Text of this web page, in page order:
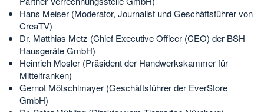
Hans Meiser (Moderator, Journalist und Geschäftsführer von
CreaTV)
Dr. Matthias Metz (Chief Executive Officer (CEO) der BSH
Hausgeräte GmbH)
Heinrich Mosler (Präsident der Handwerkskammer für
Mittelfranken)
Gernot Mötschlmayer (Geschäftsführer der EverStore
GmbH)